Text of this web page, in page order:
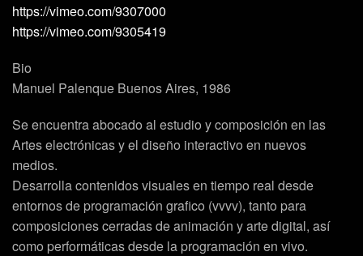
https://vimeo.com/9307000
https://vimeo.com/9305419
Bio
Manuel Palenque Buenos Aires, 1986
Se encuentra abocado al estudio y composición en las
Artes electrónicas y el diseño interactivo en nuevos
medios.
Desarrolla contenidos visuales en tiempo real desde
entornos de programación grafico (vvvv), tanto para
composiciones cerradas de animación y arte digital, así
como performáticas desde la programación en vivo.